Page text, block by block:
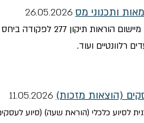
ותכנוני מס
רלוונטיים ועוד.
(הוצאות מזכות) 05.2026